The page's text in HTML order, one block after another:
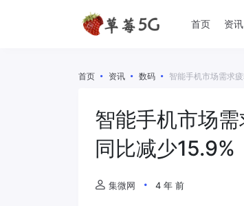
首页 资讯
首页 资讯 数码 智能手机市场需求
智能手机市场
同比减少15.9%
集微网 4 年 前